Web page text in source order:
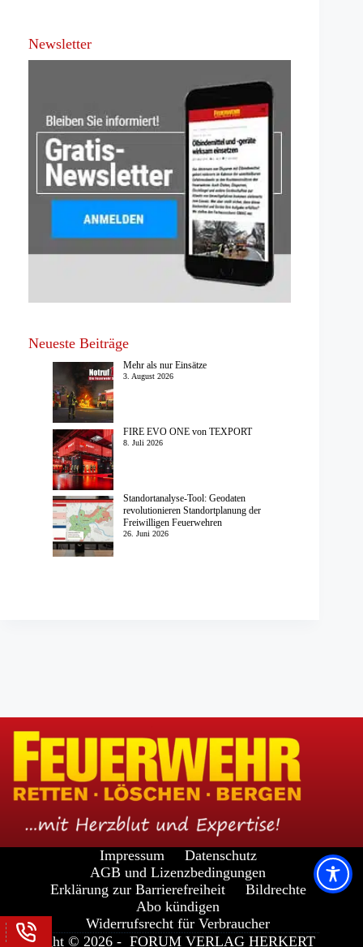
Newsletter
Neueste Beiträge
Mehr als nur Einsätze
3. August 2026
FIRE EVO ONE von TEXPORT
8. Juli 2026
Standortanalyse-Tool: Geodaten
revolutionieren Standortplanung der
Freiwilligen Feuerwehren
26. Juni 2026
Impressum
Datenschutz
AGB und Lizenzbedingungen
Erklärung zur Barrierefreiheit
Bildrechte
Abo kündigen
Widerrufsrecht für Verbraucher
Copyright © 2026 - FORUM VERLAG HERKERT